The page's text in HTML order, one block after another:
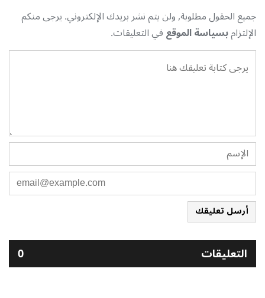
جميع الحقول مطلوبة, ولن يتم نشر بريدك الإلكتروني. يرجى منكم
الإلتزامبسياسة الموقعفي التعليقات.
أرسل تعليقك
التعليقات 0